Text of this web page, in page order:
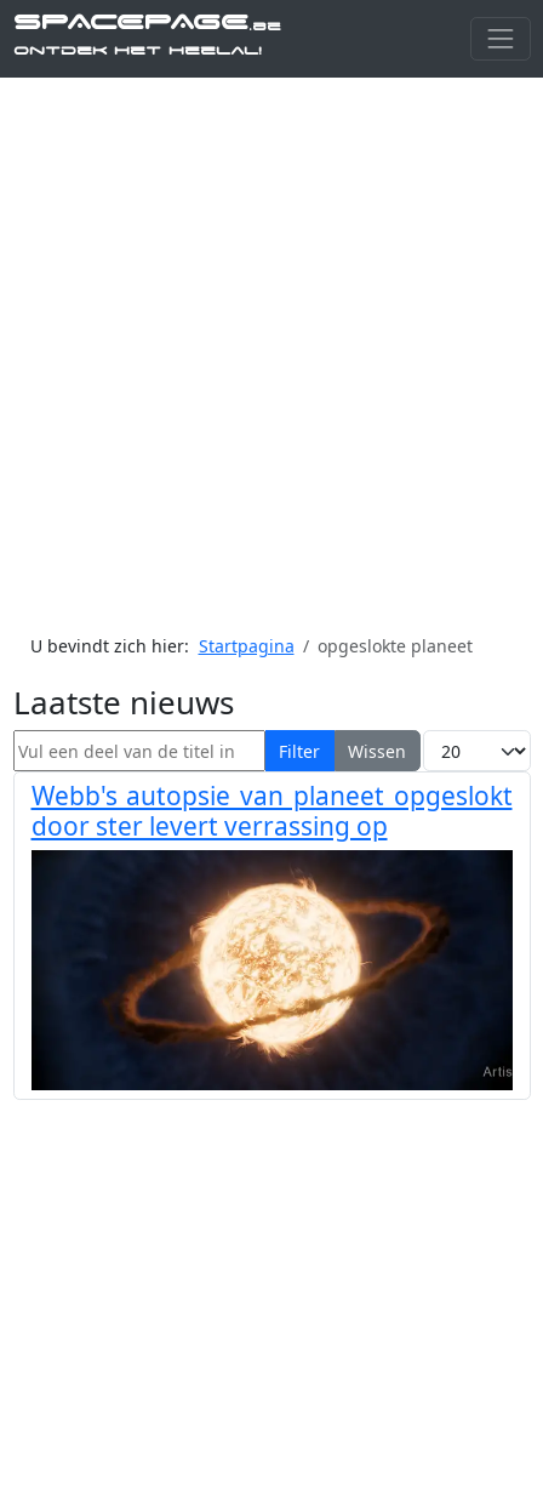
SPACEPAGE.be
Ontdek het heelal!
U bevindt zich hier: Startpagina opgeslokte planeet
Laatste nieuws
Vul een deel van de titel in Filter Wissen Toon #
Webb's autopsie van planeet opgeslokt
door ster levert verrassing op